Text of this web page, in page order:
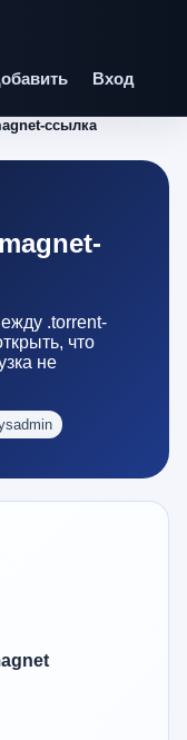
Вход
ссылка
.torrent-
что
не